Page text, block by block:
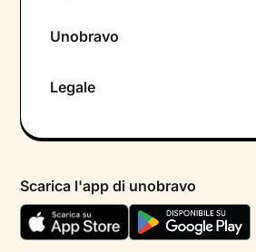
Unobravo
Psicologo in chat
Aiuto urgente
FAQ
Legale
Termini e condizioni
Informativa Privacy
Scarica l'app di unobravo